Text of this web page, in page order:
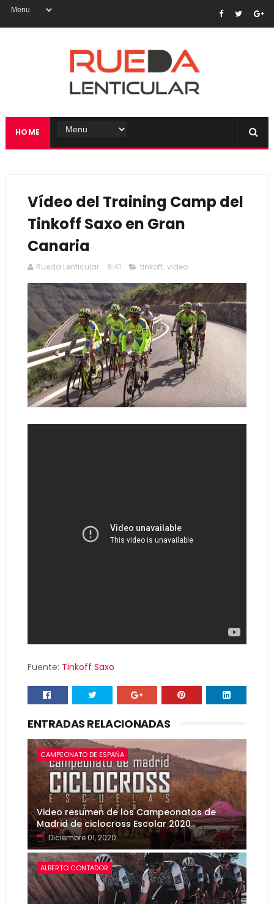
HOME
Vídeo del Training Camp del
Tinkoff Saxo en Gran
Canaria
Rueda Lenticular 8:41 tinkoff, video
Fuente: Tinkoff Saxo
ENTRADAS RELACIONADAS
CAMPEONATO DE ESPAÑA
Video resumen de los Campeonatos de
Madrid de ciclocross Escolar 2020
Diciembre 01, 2020
ALBERTO CONTADOR